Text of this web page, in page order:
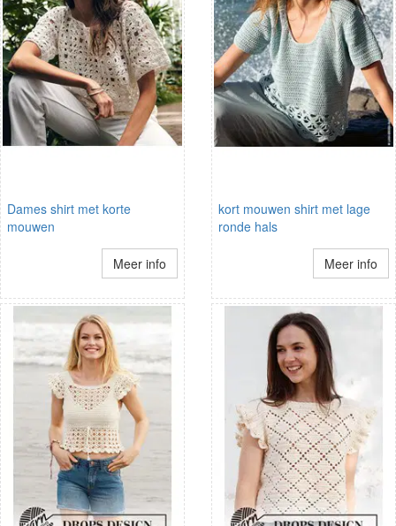
Dames shirt met korte
mouwen
Meer info
kort mouwen shirt met lage
ronde hals
Meer info